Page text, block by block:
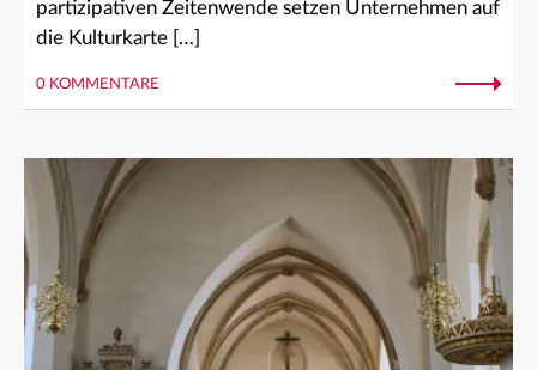
partizipativen Zeitenwende setzen Unternehmen auf
die Kulturkarte […]
0 KOMMENTARE